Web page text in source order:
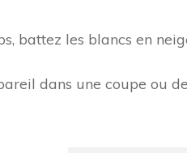
battez les blancs en
dans une coupe ou